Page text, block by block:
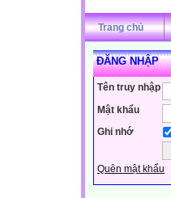
Trang chủ
ĐĂNG NHẬP
Tên truy nhập
Mật khẩu
Ghi nhớ
Quên mật khẩu